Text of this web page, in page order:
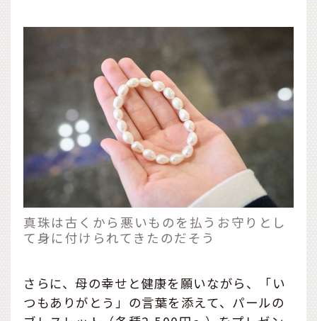
真珠は古くから悪いものを払うお守りとし
て身に付けられてきたのだそう
さらに、母の幸せと健康を願いながら、「い
つもありがとう」の言葉を添えて、パールの